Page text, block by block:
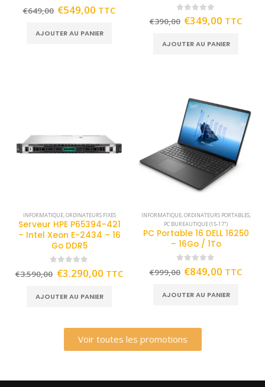
out of 5
€649,00 €549,00 TTC
AJOUTER AU PANIER
out of 5
€390,00 €349,00 TTC
AJOUTER AU PANIER
INFORMATIQUE,ORDINATEURS FIXES
Serveur HPE P65394-421
– Intel Xeon E-2434 – 16
Go DDR5
out of 5
€3.590,00 €3.290,00 TTC
AJOUTER AU PANIER
INFORMATIQUE,ORDINATEURS PORTABLES,
PC BUREAUTIQUE (15-17")
PC Portable 16 DELL 16250
– 16Go / 1To
out of 5
€999,00 €849,00 TTC
AJOUTER AU PANIER
Voir toutes les promotions